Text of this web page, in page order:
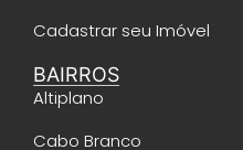
Cadastrar seu Imóvel
BAIRROS
Altiplano
Cabo Branco